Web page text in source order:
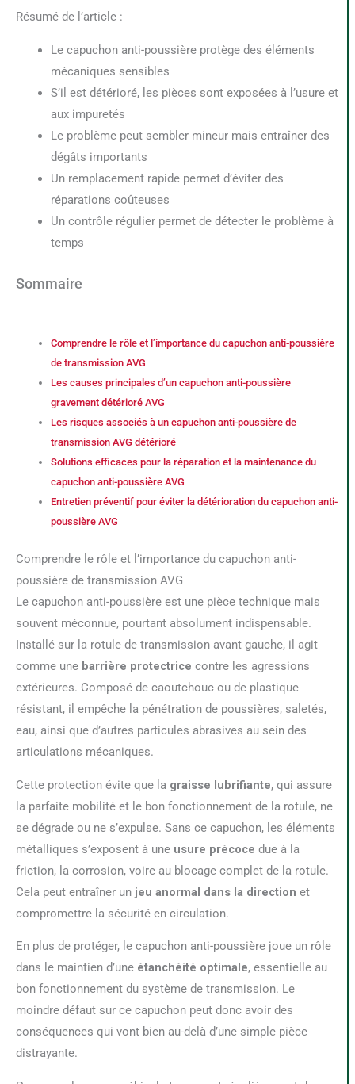
Résumé de l’article :
Le capuchon anti-poussière protège des éléments
mécaniques sensibles
S’il est détérioré, les pièces sont exposées à l’usure et
aux impuretés
Le problème peut sembler mineur mais entraîner des
dégâts importants
Un remplacement rapide permet d’éviter des
réparations coûteuses
Un contrôle régulier permet de détecter le problème à
temps
Sommaire
Comprendre le rôle et l’importance du capuchon anti-poussière
de transmission AVG
Les causes principales d’un capuchon anti-poussière
gravement détérioré AVG
Les risques associés à un capuchon anti-poussière de
transmission AVG détérioré
Solutions efficaces pour la réparation et la maintenance du
capuchon anti-poussière AVG
Entretien préventif pour éviter la détérioration du capuchon anti-
poussière AVG
Comprendre le rôle et l’importance du capuchon anti-
poussière de transmission AVG
Le capuchon anti-poussière est une pièce technique mais
souvent méconnue, pourtant absolument indispensable.
Installé sur la rotule de transmission avant gauche, il agit
comme une barrière protectrice contre les agressions
extérieures. Composé de caoutchouc ou de plastique
résistant, il empêche la pénétration de poussières, saletés,
eau, ainsi que d’autres particules abrasives au sein des
articulations mécaniques.
Cette protection évite que la graisse lubrifiante, qui assure
la parfaite mobilité et le bon fonctionnement de la rotule, ne
se dégrade ou ne s’expulse. Sans ce capuchon, les éléments
métalliques s’exposent à une usure précoce due à la
friction, la corrosion, voire au blocage complet de la rotule.
Cela peut entraîner un jeu anormal dans la direction et
compromettre la sécurité en circulation.
En plus de protéger, le capuchon anti-poussière joue un rôle
dans le maintien d’une étanchéité optimale, essentielle au
bon fonctionnement du système de transmission. Le
moindre défaut sur ce capuchon peut donc avoir des
conséquences qui vont bien au-delà d’une simple pièce
distrayante.